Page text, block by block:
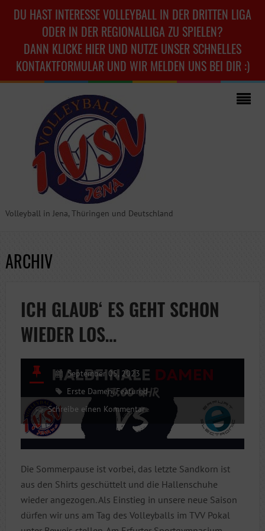
DU HAST INTERESSE VOLLEYBALL IN DER DRITTEN LIGA
ODER IN DER REGIONALLIGA ZU SPIELEN?
DANN KLICKE HIER UND NUTZE UNSER SCHNELLES
KONTAKTFORMULAR UND WIR MELDEN UNS BEI DIR :)
Volleyball in Jena, Thüringen und Deutschland
ARCHIV
ICH GLAUB‘ ES GEHT SCHON
WIEDER LOS…
September 05, 2023
Erste Damen,Featured
Schreibe einen Kommentar
Die Sommerpause ist vorbei, das letzte Sandkorn ist
aus den Shirts geschüttelt und die Hallenschuhe
wieder angezogen. Als Einstieg in unsere neue Saison
dürfen wir uns am Tag des Volleyballs im TVV Pokal